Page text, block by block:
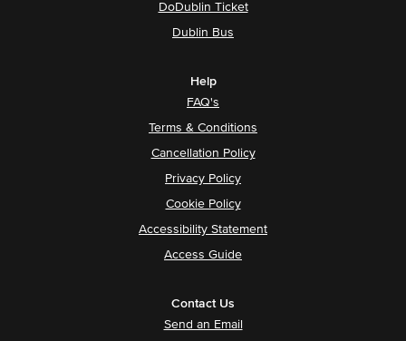
DoDublin Ticket
Dublin Bus
Help
FAQ's
Terms & Conditions
Cancellation Policy
Privacy Policy
Cookie Policy
Accessibility Statement
Access Guide
Contact Us
Send an Email